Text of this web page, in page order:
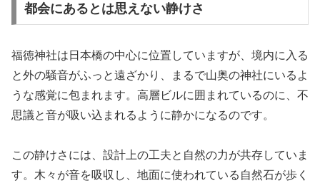
都会にあるとは思えない静けさ
福徳神社は日本橋の中心に位置していますが、境内に入る
と外の騒音がふっと遠ざかり、まるで山奥の神社にいるよ
うな感覚に包まれます。高層ビルに囲まれているのに、不
思議と音が吸い込まれるように静かになるのです。
この静けさには、設計上の工夫と自然の力が共存していま
す。木々が音を吸収し、地面に使われている自然石が歩く